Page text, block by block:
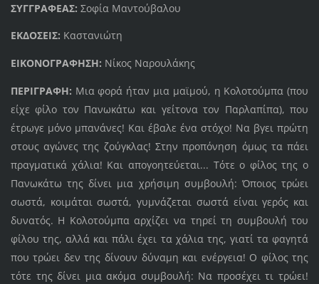
ΣΥΓΓΡΑΦΕΑΣ: Σοφία Μαντούβαλου
ΕΚΔΟΣΕΙΣ: Καστανιώτη
ΕΙΚΟΝΟΓΡΑΦΗΣΗ: Νίκος Ναρουλάκης
ΠΕΡΙΓΡΑΦΗ: Μια φορά ήταν μια μαϊμού, η Κολοτούμπα (που
είχε φίλο τον Πανωκάτω και γείτονα τον Παρλαπίπα), που
έτρωγε μόνο μπανάνες! Και έβαλε ένα στόχο! Να βγει πρώτη
στους αγώνες της ζούγκλας! Στην προπόνηση όμως τα πάει
πραγματικά χάλια! Και απογοητεύεται... Τότε ο φίλος της ο
Πανωκάτω της δίνει μια χρήσιμη συμβουλή: Όποιος τρώει
σωστά, κοιμάται σωστά, γυμνάζεται σωστά είναι γερός και
δυνατός. Η Κολοτούμπα αρχίζει να τηρεί τη συμβουλή του
φίλου της, αλλά και πάλι έχει τα χάλια της, γιατί τα φαγητά
που τρώει δεν της δίνουν δύναμη και ενέργεια! Ο φίλος της
τότε της δίνει μια ακόμα συμβουλή: Να προσέχει τι τρώει!